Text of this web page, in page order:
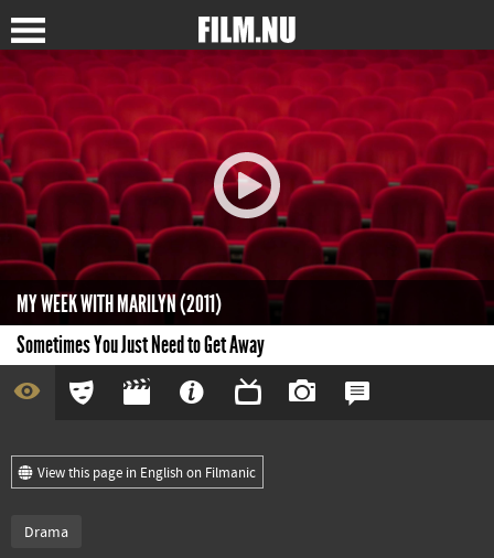
MY WEEK WITH MARILYN (2011)
Sometimes You Just Need to Get Away
View this page in English on Filmanic
Drama